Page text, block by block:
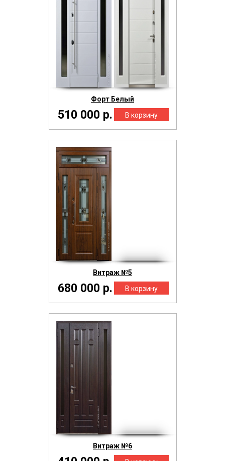
Форт Белый
510 000 р.
Витраж №5
680 000 р.
Витраж №6